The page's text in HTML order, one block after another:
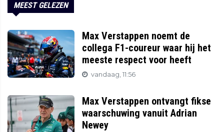
MEEST GELEZEN
Max Verstappen noemt de
collega F1-coureur waar hij het
meeste respect voor heeft
vandaag, 11:56
Max Verstappen ontvangt fikse
waarschuwing vanuit Adrian
Newey